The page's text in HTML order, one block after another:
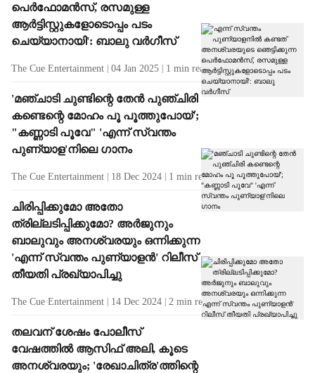
പെർഫോമൻസ്, രസമുള്ള
ആർട്ടിസ്റ്റുകളോടൊപ്പം പടം
ചെയ്യാനായി': ബാലു വർഗീസ്
The Cue Entertainment 04 Jan 2025 1 min read
'മഞ്ചാടി ചുണ്ടിന്റെ തേൻ പുഞ്ചിരി
കണ്ടെന്റെ മോഹം പൂ പൂത്തുപോയ്';
"കണ്ണാടി പൂവേ" 'എന്ന് സ്വന്തം
പുണ്യാള'നിലെ ​ഗാനം
The Cue Entertainment 18 Dec 2024 1 min read
ചിരിപ്പിക്കുമോ അതോ
ത്രില്ലടിപ്പിക്കുമോ? അർജുനും
ബാലുവും അനശ്വരയും ഒന്നിക്കുന്ന
'എന്ന് സ്വന്തം പുണ്യാളൻ' റിലീസ്
തീയതി പ്രഖ്യാപിച്ചു
The Cue Entertainment 14 Dec 2024 2 min read
തലവന് ശേഷം പോലീസ്
വേഷത്തിൽ ആസിഫ് അലി, കൂടെ
അനശ്വരയും; 'രേഖാചിത്ര'ത്തിന്റെ